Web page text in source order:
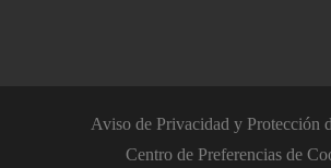
Aviso de Privacidad y Protección
Centro de Preferencias de